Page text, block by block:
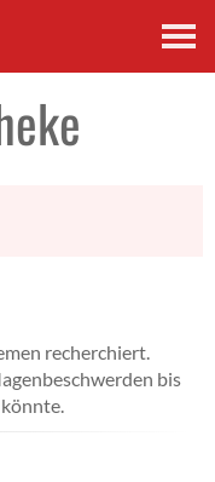
recherchiert.
bis